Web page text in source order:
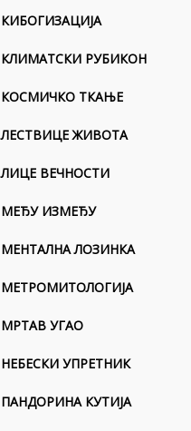
КИБОГИЗАЦИЈА
КЛИМАТСКИ РУБИКОН
КОСМИЧКО ТКАЊЕ
ЛЕСТВИЦЕ ЖИВОТА
ЛИЦЕ ВЕЧНОСТИ
МЕЂУ ИЗМЕЂУ
МЕНТАЛНА ЛОЗИНКА
МЕТРОМИТОЛОГИЈА
МРТАВ УГАО
НЕБЕСКИ УПРЕТНИК
ПАНДОРИНА КУТИЈА